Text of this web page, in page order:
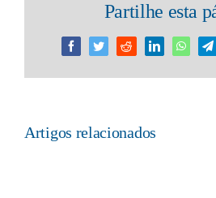
Partilhe esta
FacebookTwitterRedditLinkedIn
Artigos relacionados